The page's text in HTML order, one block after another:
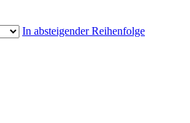
In absteigender Reihenfolge